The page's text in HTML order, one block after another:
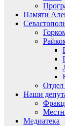
Памяти
Отдел
Наши
Медиатека